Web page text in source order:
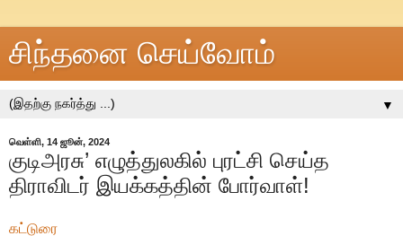
சிந்தனை செய்வோம்
▼
வெள்ளி, 14 ஜூன், 2024
குடிஅரசு’ எழுத்துலகில் புரட்சி செய்த
திராவிடர் இயக்கத்தின் போர்வாள்!
கட்டுரை